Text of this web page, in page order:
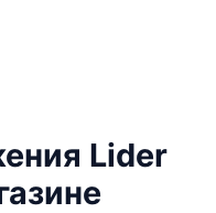
Lider